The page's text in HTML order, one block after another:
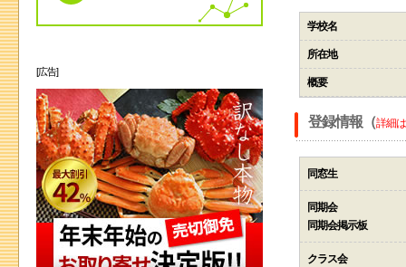
学校名
所在地
概要
登録情報（詳細
同窓生
同期会
同期会掲示板
クラス会
[広告]